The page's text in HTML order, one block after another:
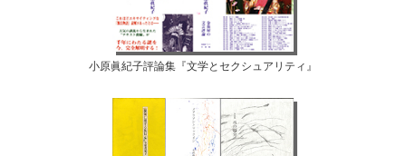
小原眞紀子評論集『文学とセクシュアリティ』